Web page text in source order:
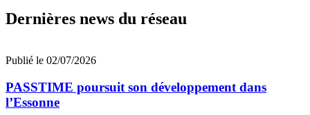
Dernières news du réseau
Publié le 02/07/2026
PASSTIME poursuit son développement dans
l’Essonne